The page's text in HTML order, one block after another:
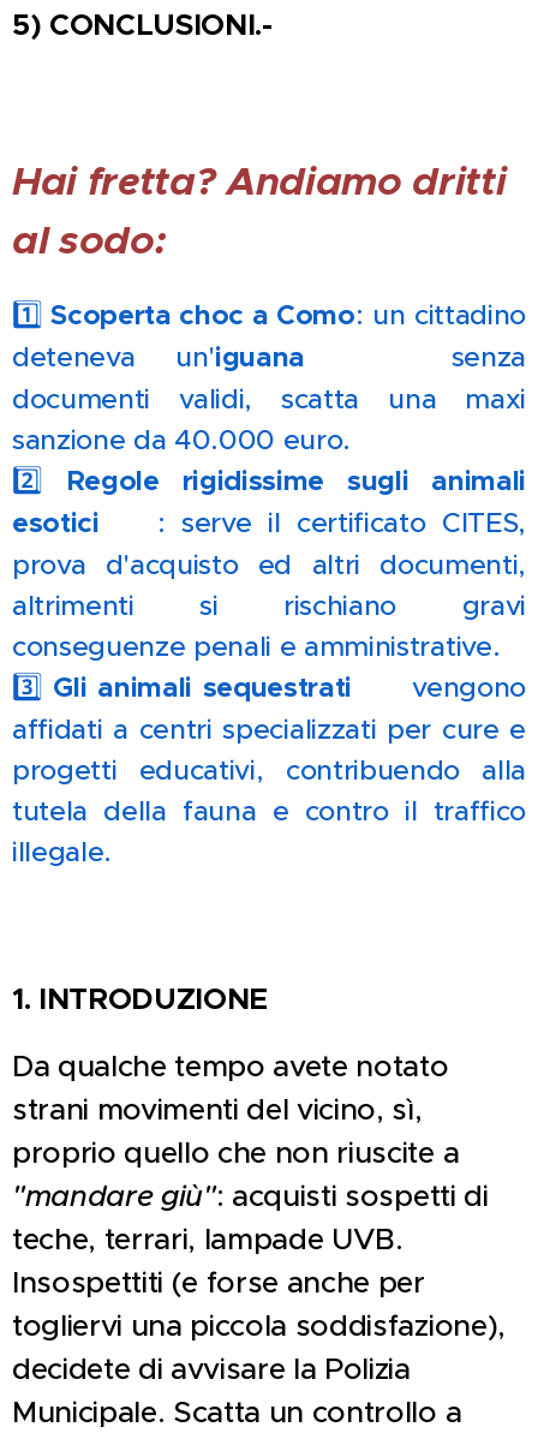
5) CONCLUSIONI.-
Hai fretta? Andiamo dritti
al sodo:
1️⃣Scoperta choc a Como: un cittadino
deteneva un'iguana 🦎
senza
documenti validi, scatta una maxi
sanzione da 40.000 euro.
2️⃣ Regole rigidissime sugli animali
esotici 🐍 : serve il certificato CITES,
prova d'acquisto ed altri documenti,
altrimenti si rischiano gravi
conseguenze penali e amministrative.
3️⃣ Gli animali sequestrati 📜
vengono
affidati a centri specializzati per cure e
progetti educativi, contribuendo alla
tutela della fauna e contro il traffico
illegale.
1. INTRODUZIONE
Da qualche tempo avete notato
strani movimenti del vicino, sì,
proprio quello che non riuscite a
"mandare giù": acquisti sospetti di
teche, terrari, lampade UVB.
Insospettiti (e forse anche per
togliervi una piccola soddisfazione),
decidete di avvisare la Polizia
Municipale. Scatta un controllo a